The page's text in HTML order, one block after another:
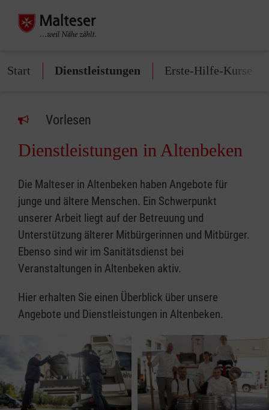
Start Dienstleistungen Erste-Hilfe-Kurse
Vorlesen
Dienstleistungen in Altenbeken
Die Malteser in Altenbeken haben Angebote für
junge und ältere Menschen. Ein Schwerpunkt
unserer Arbeit liegt auf der Betreuung und
Unterstützung älterer Mitbürgerinnen und Mitbürger.
Ebenso sind wir im Sanitätsdienst bei
Veranstaltungen in Altenbeken aktiv.
Hier erhalten Sie einen Überblick über unsere
Angebote und Dienstleistungen in Altenbeken.